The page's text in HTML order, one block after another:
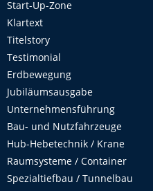
Start-Up-Zone
Klartext
Titelstory
Testimonial
Erdbewegung
Jubiläumsausgabe
Unternehmensführung
Bau- und Nutzfahrzeuge
Hub-Hebetechnik / Krane
Raumsysteme / Container
Spezialtiefbau / Tunnelbau